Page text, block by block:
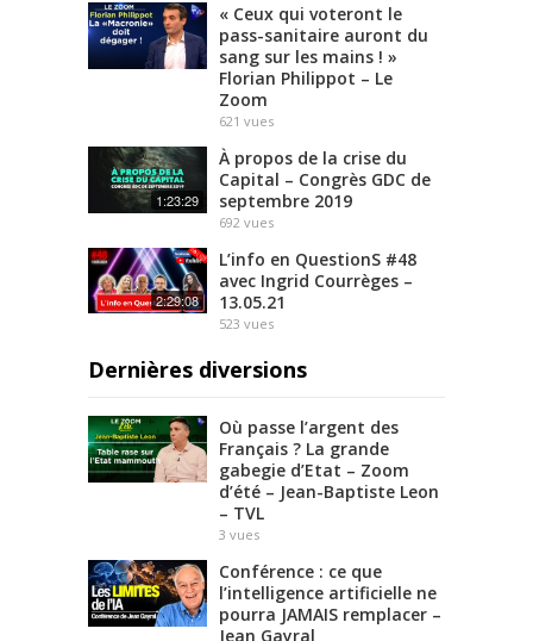
« Ceux qui voteront le
pass-sanitaire auront du
sang sur les mains ! »
Florian Philippot – Le
Zoom
621 vues
1:23:29
À propos de la crise du
Capital – Congrès GDC de
septembre 2019
692 vues
2:29:08
L’info en QuestionS #48
avec Ingrid Courrèges –
13.05.21
523 vues
Dernières diversions
Où passe l’argent des
Français ? La grande
gabegie d’Etat – Zoom
d’été – Jean-Baptiste Leon
– TVL
3 vues
Conférence : ce que
l’intelligence artificielle ne
pourra JAMAIS remplacer –
Jean Gayral